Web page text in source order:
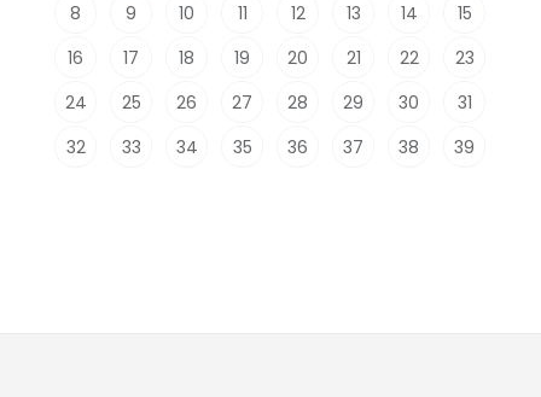
8
9 10 11 12 13 14
15
16
17 18 19 20 21 22
23
24
25 26 27 28 29 30
31
32
33 34 35 36 37 38 39